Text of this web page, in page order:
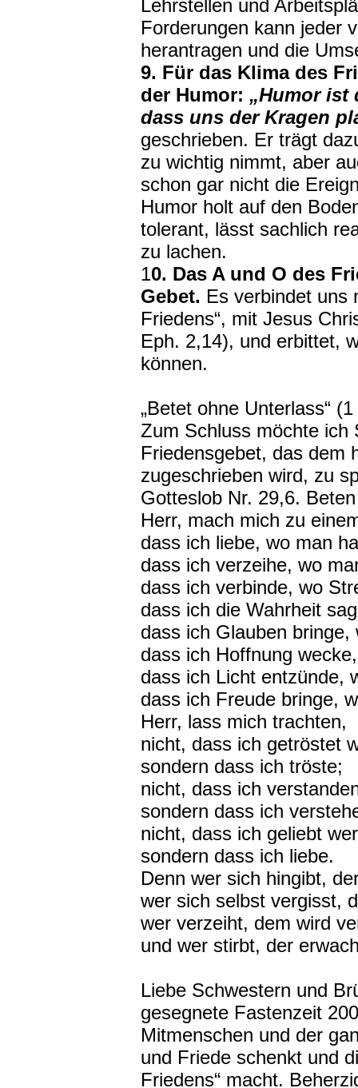
Lehrstellen und
Forderungen kann jeder
herantragen und die
9. Für das Klima des
der Humor: „Humor ist
dass uns der Kragen
geschrieben. Er trägt
zu wichtig nimmt, aber
schon gar nicht die
Humor holt auf den
tolerant, lässt sachlich
zu lachen.
10. Das A und O des
Gebet. Es verbindet uns
Friedens“, mit Jesus
Eph. 2,14), und erbittet,
können.
„Betet ohne Unterlass“
Zum Schluss möchte ich
Friedensgebet, das dem
zugeschrieben wird, zu
Gotteslob Nr. 29,6.
Herr, mach mich zu
dass ich liebe, wo man
dass ich verzeihe, wo
dass ich verbinde, wo
dass ich die Wahrheit
dass ich Glauben
dass ich Hoffnung
dass ich Licht entzünde,
dass ich Freude bringe,
Herr, lass mich trachten,
nicht, dass ich getröstet
sondern dass ich tröste;
nicht, dass ich
sondern dass ich
nicht, dass ich geliebt
sondern dass ich liebe.
Denn wer sich hingibt,
wer sich selbst vergisst,
wer verzeiht, dem wird
und wer stirbt, der
Liebe Schwestern und
gesegnete Fastenzeit
Mitmenschen und der
und Friede schenkt und
Friedens“ macht.